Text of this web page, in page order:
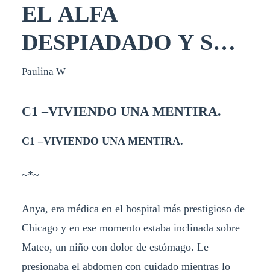
EL ALFA
DESPIADADO Y SU
LUNA FALSA.
Paulina W
C1 –VIVIENDO UNA MENTIRA.
C1 –VIVIENDO UNA MENTIRA.
~*~
Anya, era médica en el hospital más prestigioso de
Chicago y en ese momento estaba inclinada sobre
Mateo, un niño con dolor de estómago. Le
presionaba el abdomen con cuidado mientras lo